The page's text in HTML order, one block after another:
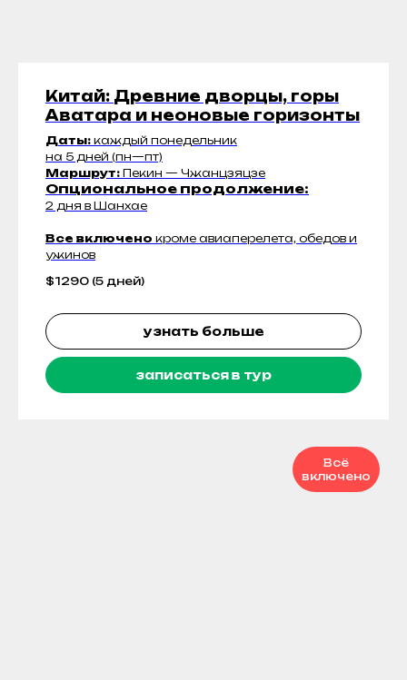
Китай: Древние дворцы, горы
Аватара и неоновые горизонты
Даты: каждый понедельник
на 5 дней (пн—пт)
Маршрут: Пекин — Чжанцзяцзе
Опциональное продолжение:
2 дня в Шанхае
Все включено кроме авиаперелета, обедов и
ужинов
$1290 (5 дней)
узнать больше
записаться в тур
Всё
включено